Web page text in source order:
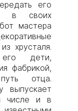
его
в своих
мастера
хрусталя.
дети,
фабрикой,
отца.
выпускает
числе и в